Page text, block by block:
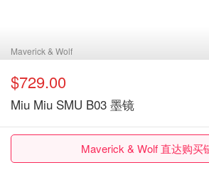
Maverick & Wolf
$729.00
Miu Miu SMU B03 墨镜
Maverick & Wolf 直达购